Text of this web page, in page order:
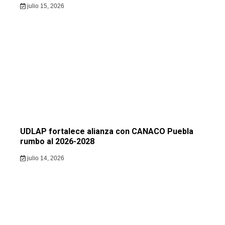
julio 15, 2026
UDLAP fortalece alianza con CANACO Puebla
rumbo al 2026-2028
julio 14, 2026